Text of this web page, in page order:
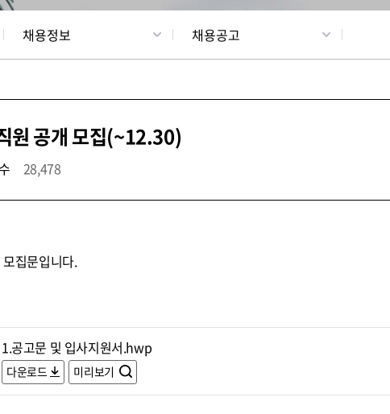
채용정보 채용공고
원 공개 모집(~12.30)
28,478
집문입니다.
1.공고문 및 입사지원서.hwp
다운로드 미리보기